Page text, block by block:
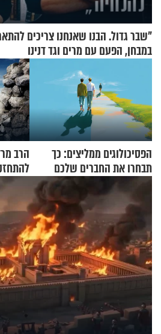
"שבר גדול. הבנו שאנחנו צריכים
במבחן, הפעם עם מרים וגד דנינו
הפסיכולוגים ממליצים: כך
תבחרו את החברים שלכם
בחיים
הרב